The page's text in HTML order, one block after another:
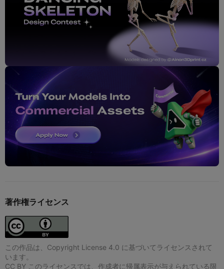
著作権ライセンス
この作品は、Copyright License 4.0 に基づいてライセンスされて
います。
CC BY このライセンスでは、作成者に帰属表示が与えられている限